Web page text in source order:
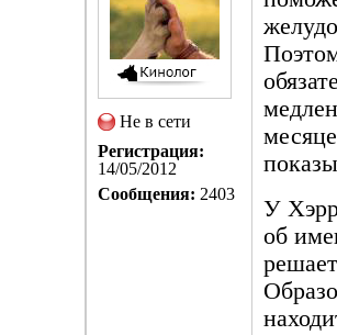
Не в сети
Регистрация:
14/05/2012
Сообщения: 2403
У
об